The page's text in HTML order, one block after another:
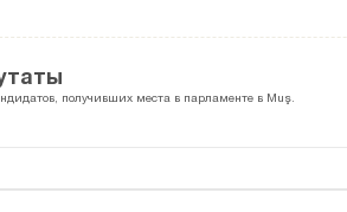
получивших места в парламенте в Muş.